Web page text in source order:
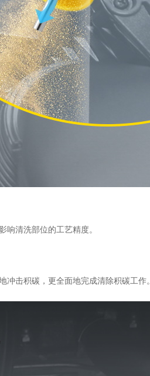
清洗部位的工艺精度。
击积碳，更全面地完成清除积碳工作。